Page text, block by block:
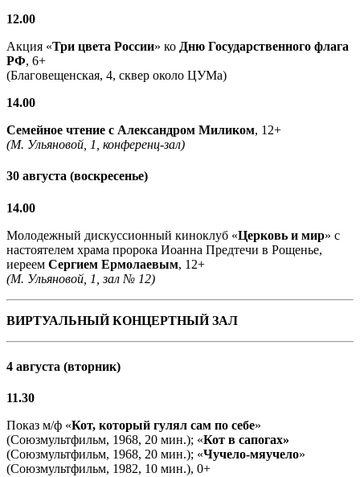
12.00
Акция «Три цвета России» ко Дню Государственного флага
РФ, 6+
(Благовещенская, 4, сквер около ЦУМа)
14.00
Семейное чтение с Александром Миликом, 12+
(М. Ульяновой, 1, конференц-зал)
30 августа (воскресенье)
14.00
Молодежный дискуссионный киноклуб «Церковь и мир» с
настоятелем храма пророка Иоанна Предтечи в Рощенье,
иереем Сергием Ермолаевым, 12+
(М. Ульяновой, 1, зал № 12)
ВИРТУАЛЬНЫЙ КОНЦЕРТНЫЙ ЗАЛ
4 августа (вторник)
11.30
Показ м/ф «Кот, который гулял сам по себе»
(Союзмультфильм, 1968, 20 мин.); «Кот в сапогах»
(Союзмультфильм, 1968, 20 мин.); «Чучело-мяучело»
(Союзмультфильм, 1982, 10 мин.), 0+